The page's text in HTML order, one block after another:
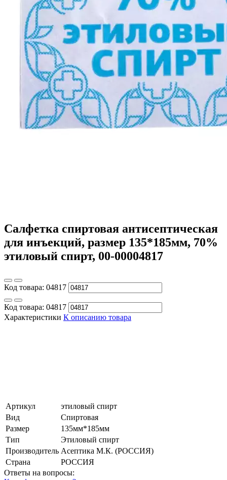
Салфетка спиртовая антисептическая
для инъекций, размер 135*185мм, 70%
этиловый спирт, 00-00004817
Код товара: 04817
Код товара: 04817
Характеристики К описанию товара
Артикул
этиловый спирт
Вид
Спиртовая
Размер
135мм*185мм
Тип
Этиловый спирт
Производитель Асептика М.К. (РОССИЯ)
Страна
РОССИЯ
Ответы на вопросы: